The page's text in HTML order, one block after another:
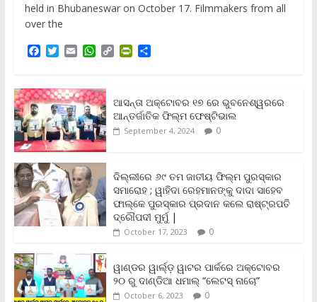
held in Bhubaneswar on October 17. Filmmakers from all
over the
F
e
b
o
o
k
T
t
t
e
r
E
i
l
W
t
s
A
p
p
C
L
i
n
k
P
t
F
r
i
d
l
y
S
e
ଆସନ୍ତା ଅକ୍ଟୋବର ୧୭ ରେ ଭୁବନେଶ୍ୱରରେ
ଆନ୍ତର୍ଜାତିକ ଫିଲ୍ମ ଫେଷ୍ଟିଭାଲ
September 4, 2024 0
ଦିଲ୍ଲୀରେ ୬୯ ତମ ଜାତୀୟ ଫିଲ୍ମ ପୁରସ୍କାର
ସମାରୋହ ; ୱାହିଦା ରେହମାନଙ୍କୁ ଦାଦା ସାହେବ
ଫାଲ୍‌କେ ପୁରସ୍କାର ପ୍ରଦାନ କଲେ ରାଷ୍ଟ୍ରପତି
ଦ୍ରୌପଦୀ ମୁର୍ମୁ |
October 17, 2023 0
ୱାଣ୍ଡର ୱାର୍ଲ୍‌ଡ଼ ୱାଟର ପାର୍କରେ ଅକ୍ଟୋବର
୨୦ ରୁ ଦାଣ୍ଡିଆ ଧମାଲ୍ “ଲେଟସ୍ ନାଚୋ”
October 6, 2023 0